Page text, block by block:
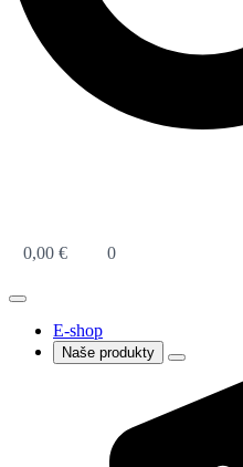
0,00 € 0
E-shop
Naše produkty